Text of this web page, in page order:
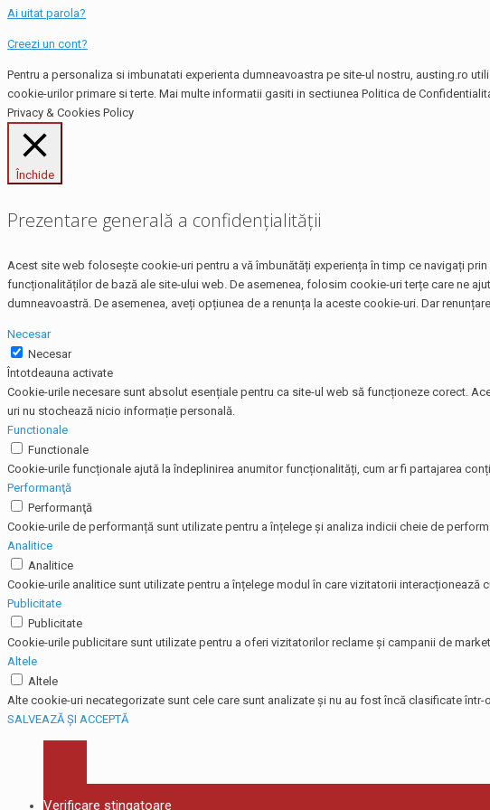
Ai uitat parola?
Creezi un cont?
Pentru a personaliza si imbunatati experienta dumneavoastra pe site-ul nostru, austing.ro
cookie-urilor primare si terte. Mai multe informatii gasiti in sectiunea Politica de
Privacy & Cookies Policy
Închide
Prezentare generală a confidențialității
Acest site web folosește cookie-uri pentru a vă îmbunătăți experiența în timp ce navigați
funcționalităților de bază ale site-ului web. De asemenea, folosim cookie-uri terțe care ne
dumneavoastră. De asemenea, aveți opțiunea de a renunța la aceste cookie-uri. Dar
Necesar
Necesar
Întotdeauna activate
Cookie-urile necesare sunt absolut esențiale pentru ca site-ul web să funcționeze corect.
uri nu stochează nicio informație personală.
Functionale
Functionale
Cookie-urile funcționale ajută la îndeplinirea anumitor funcționalități, cum ar fi partajarea
Performanţă
Performanţă
Cookie-urile de performanță sunt utilizate pentru a înțelege și analiza indicii cheie de
Analitice
Analitice
Cookie-urile analitice sunt utilizate pentru a înțelege modul în care vizitatorii
Publicitate
Publicitate
Cookie-urile publicitare sunt utilizate pentru a oferi vizitatorilor reclame și campanii de
Altele
Altele
Alte cookie-uri necategorizate sunt cele care sunt analizate și nu au fost încă clasificate într-
SALVEAZĂ ȘI ACCEPTĂ
Verificare stingatoare